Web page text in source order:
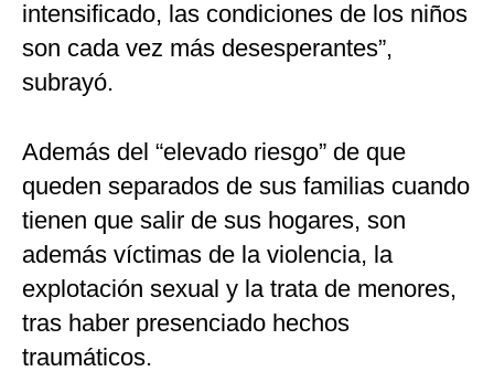
intensificado, las condiciones de los niños
son cada vez más desesperantes”,
subrayó.
Además del “elevado riesgo” de que
queden separados de sus familias cuando
tienen que salir de sus hogares, son
además víctimas de la violencia, la
explotación sexual y la trata de menores,
tras haber presenciado hechos
traumáticos.